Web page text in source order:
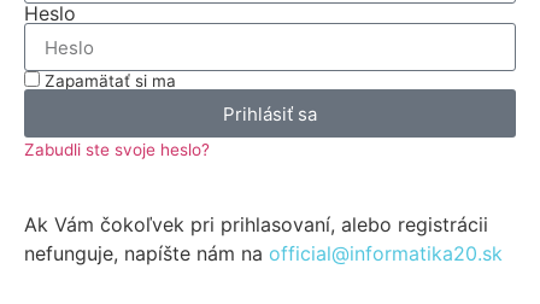
Heslo
Zapamätať si ma
Prihlásiť sa
Zabudli ste svoje heslo?
Ak Vám čokoľvek pri prihlasovaní, alebo registrácii
nefunguje, napíšte nám na official@informatika20.sk